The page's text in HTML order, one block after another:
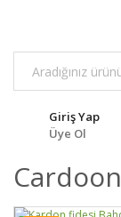
Giriş Yap
Üye Ol
Cardoon